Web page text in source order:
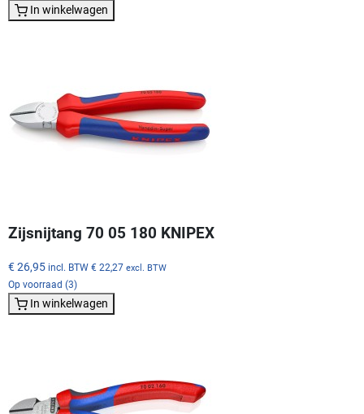
In winkelwagen
Zijsnijtang 70 05 180 KNIPEX
€ 26,95 incl. BTW € 22,27 excl. BTW
Op voorraad (3)
In winkelwagen